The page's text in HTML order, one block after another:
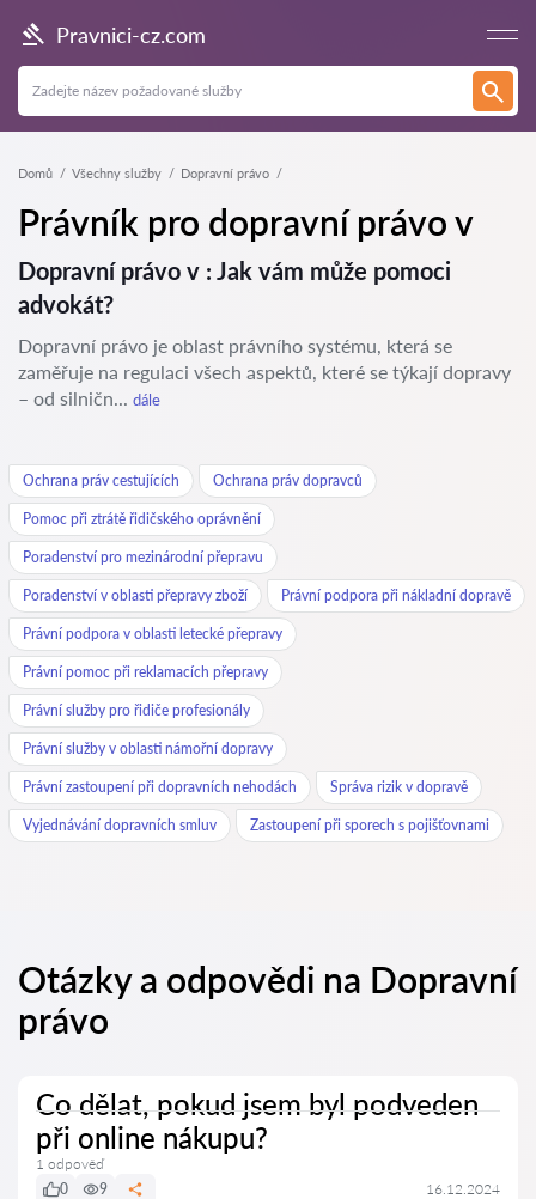
Pravnici-cz.com
Domů Všechny služby Dopravní právo
Právník pro dopravní právo v
Dopravní právo v : Jak vám může pomoci
advokát?
Dopravní právo je oblast právního systému, která se
zaměřuje na regulaci všech aspektů, které se týkají dopravy
– od silničn... dále
Ochrana práv cestujících Ochrana práv dopravců
Pomoc při ztrátě řidičského oprávnění
Poradenství pro mezinárodní přepravu
Poradenství v oblasti přepravy zboží Právní podpora při nákladní dopravě
Právní podpora v oblasti letecké přepravy
Právní pomoc při reklamacích přepravy
Právní služby pro řidiče profesionály
Právní služby v oblasti námořní dopravy
Právní zastoupení při dopravních nehodách Správa rizik v dopravě
Vyjednávání dopravních smluv Zastoupení při sporech s pojišťovnami
Otázky a odpovědi na Dopravní
právo
Co dělat, pokud jsem byl podveden
při online nákupu?
1 odpověď
0
9 16.12.2024